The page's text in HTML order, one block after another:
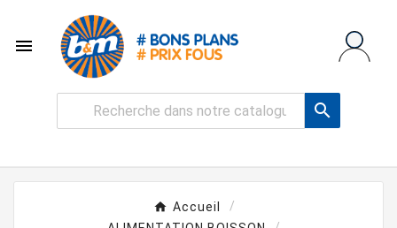


Accueil